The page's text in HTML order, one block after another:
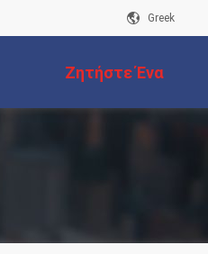
Greek
Ζητήστε Ένα
Απόσπασμα